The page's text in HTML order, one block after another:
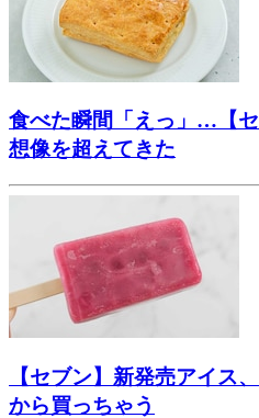
食べた瞬間「えっ」…【
想像を超えてきた
【セブン】新発売アイス
から買っちゃう